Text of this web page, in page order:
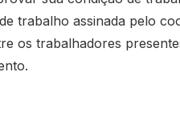
trabalho assinada pelo
os trabalhadores